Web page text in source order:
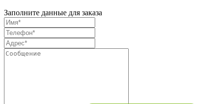
Заполните данные для заказа